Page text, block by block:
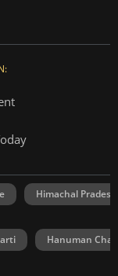
Himachal
Hanuman